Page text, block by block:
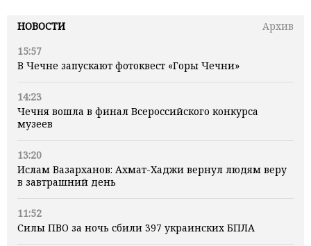
НОВОСТИ
Архив
15:57
В Чечне запускают фотоквест «Горы Чечни»
14:23
Чечня вошла в финал Всероссийского конкурса
музеев
13:20
Ислам Вазарханов: Ахмат-Хаджи вернул людям веру
в завтрашний день
11:52
Силы ПВО за ночь сбили 397 украинских БПЛА